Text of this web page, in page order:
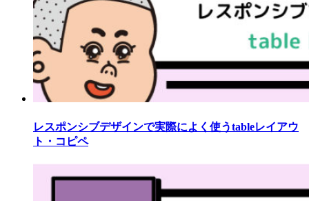
レスポンシブデザインで実際によく使うtableレイアウ
ト・コピペ